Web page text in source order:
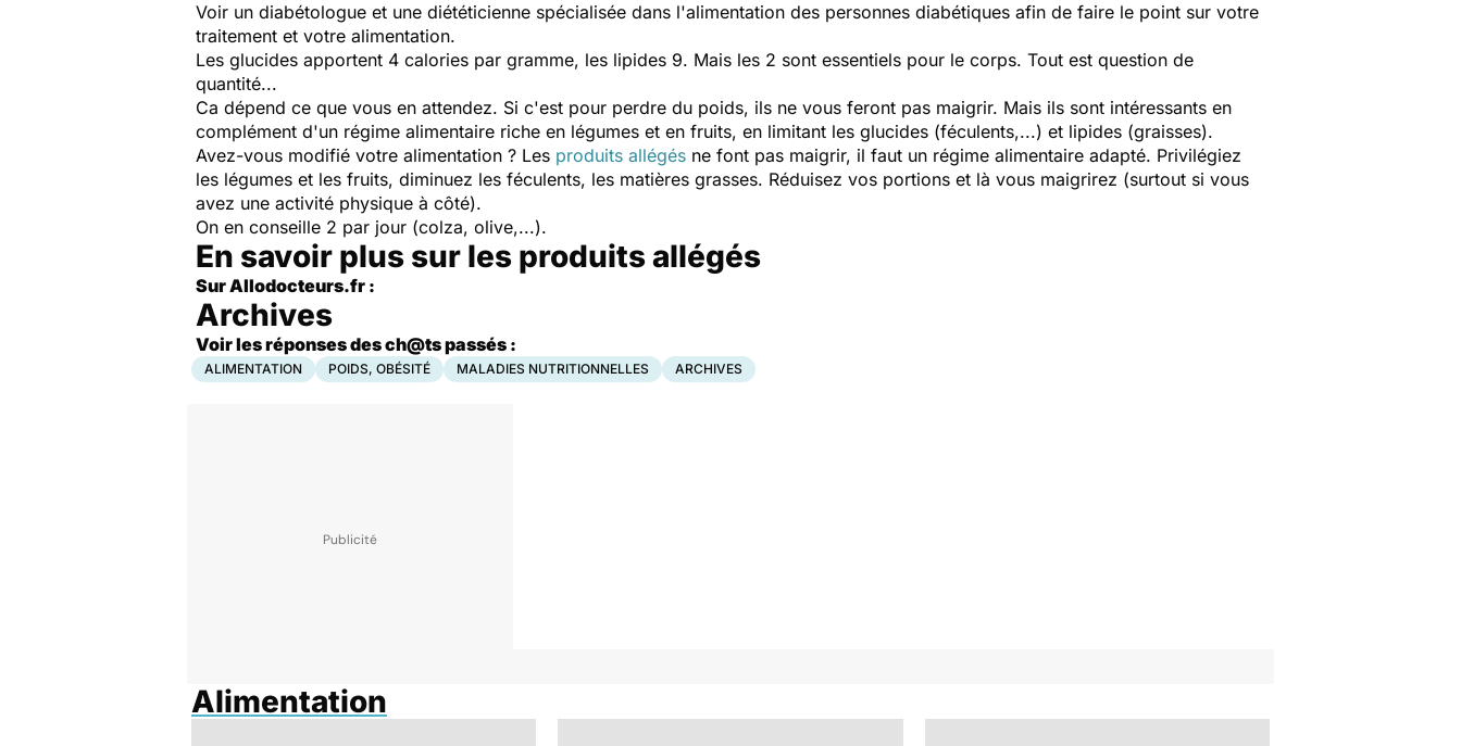
Voir un diabétologue et une diététicienne spécialisée dans l'alimentation des personnes diabétiques afin de faire le point sur votre
traitement et votre alimentation.
Les glucides apportent 4 calories par gramme, les lipides 9. Mais les 2 sont essentiels pour le corps. Tout est question de
quantité...
Ca dépend ce que vous en attendez. Si c'est pour perdre du poids, ils ne vous feront pas maigrir. Mais ils sont intéressants en
complément d'un régime alimentaire riche en légumes et en fruits, en limitant les glucides (féculents,...) et lipides (graisses).
Avez-vous modifié votre alimentation ? Les produits allégés ne font pas maigrir, il faut un régime alimentaire adapté. Privilégiez
les légumes et les fruits, diminuez les féculents, les matières grasses. Réduisez vos portions et là vous maigrirez (surtout si vous
avez une activité physique à côté).
On en conseille 2 par jour (colza, olive,...).
En savoir plus sur les produits allégés
Sur Allodocteurs.fr :
Archives
Voir les réponses des ch@ts passés :
ALIMENTATION POIDS, OBÉSITÉ MALADIES NUTRITIONNELLES ARCHIVES
Alimentation